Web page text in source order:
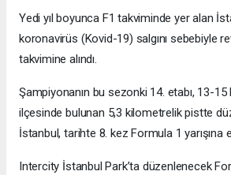
Yedi yıl boyunca F1 takviminde yer alan
koronavirüs (Kovid-19) salgını sebebiyle
takvimine alındı.
Şampiyonanın bu sezonki 14. etabı, 13-15
ilçesinde bulunan 5,3 kilometrelik pistte
İstanbul, tarihte 8. kez Formula 1 yarışına
Intercity İstanbul Park’ta düzenlenecek